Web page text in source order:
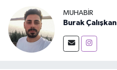
MUHABIR
Burak Çalışkan